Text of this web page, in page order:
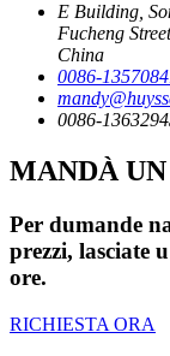
E Building,
Fucheng
China
0086-
0086-
MANDÀ
Per dumande
prezzi, lasciate
ore.
RICHIESTA ORA